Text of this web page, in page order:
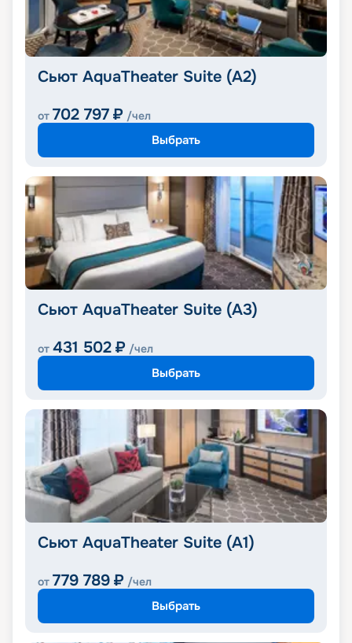
Сьют AquaTheater Suite (A2)
от 702 797 ₽ /чел
Выбрать
Сьют AquaTheater Suite (A3)
от 431 502 ₽ /чел
Выбрать
Сьют AquaTheater Suite (A1)
от 779 789 ₽ /чел
Выбрать